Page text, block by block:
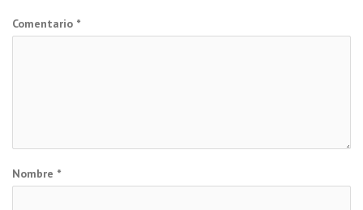
Comentario *
Nombre *